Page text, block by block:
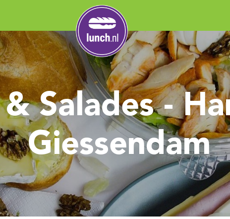
Salades -
Giessendam